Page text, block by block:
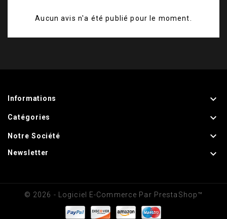
Aucun avis n'a été publié pour le moment.
Informations 
Catégories 
Notre Société 
Newsletter 
© 2026 - Logiciel E-Commerce Par PrestaShop™